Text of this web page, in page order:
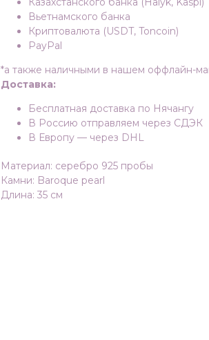
Вьетнамского банка
Криптовалюта (USDT, Toncoin)
PayPal
*а также наличными в нашем оффлайн-
Доставка:
Бесплатная доставка по Нячангу
В Россию отправляем через СДЭК
В Европу — через DHL
Материал: серебро 925 пробы
Камни: Baroque pearl
Длина: 35 см